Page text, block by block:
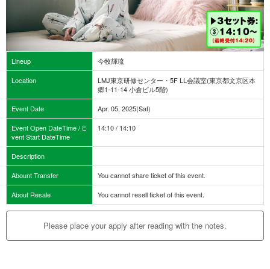
Lineup
今牧輝琉
Location
LMJ東京研修センター・5F LL会議室(東京都文京区本
郷1-11-14 小倉ビル5階)
Event Date
Apr. 05, 2025(Sat)
Event Open DateTime / E
vent Start DateTime
14:10 / 14:10
Description
Abount Transfer
You cannot share ticket of this event.
About Resale
You cannot resell ticket of this event.
Please place your apply after reading with the notes.